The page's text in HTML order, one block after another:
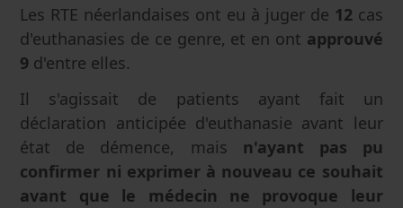
Les RTE néerlandaises ont eu à juger de 12cas
d'euthanasies de ce genre, et en ont approuvé
9 d'entre elles.
Il s'agissait de patients ayant fait un
déclaration anticipée d'euthanasie avant leur
état de démence, mais
n'ayant pas pu
confirmer ni exprimer à nouveau ce souhait
avant que le médecin ne provoque leur